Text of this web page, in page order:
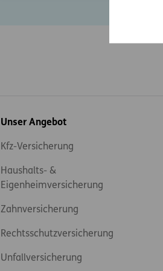
Inhaltsübersicht
Unser Angebot
Kfz-Versicherung
Haushalts- &
Eigenheimversicherung
Zahnversicherung
Rechtsschutzversicherung
Unfallversicherung